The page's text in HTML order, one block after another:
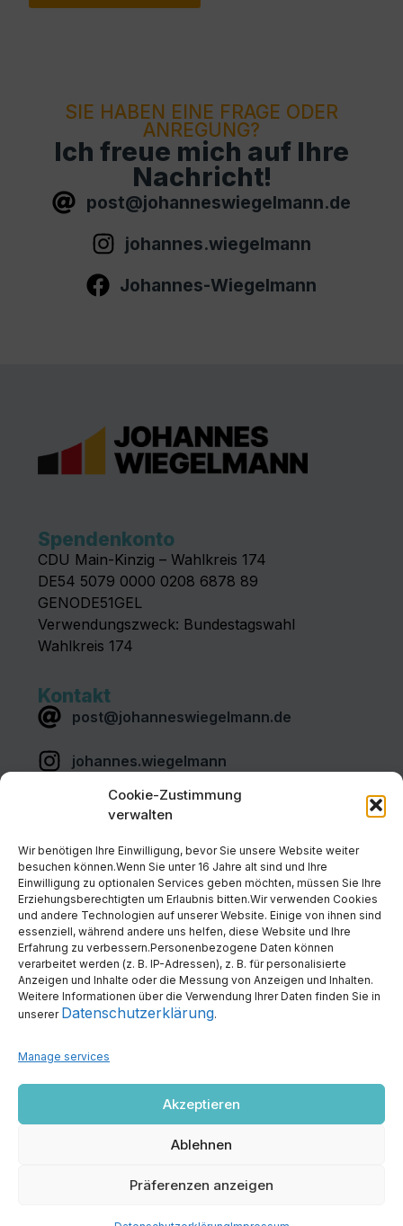
Cookie-Zustimmung
verwalten
Wir benötigen Ihre Einwilligung, bevor Sie unsere Website weiter
besuchen können.Wenn Sie unter 16 Jahre alt sind und Ihre
Einwilligung zu optionalen Services geben möchten, müssen Sie Ihre
Erziehungsberechtigten um Erlaubnis bitten.Wir verwenden Cookies
und andere Technologien auf unserer Website. Einige von ihnen sind
essenziell, während andere uns helfen, diese Website und Ihre
Erfahrung zu verbessern.Personenbezogene Daten können
verarbeitet werden (z. B. IP-Adressen), z. B. für personalisierte
Anzeigen und Inhalte oder die Messung von Anzeigen und Inhalten.
Weitere Informationen über die Verwendung Ihrer Daten finden Sie in
unserer Datenschutzerklärung.
Manage services
Akzeptieren
Ablehnen
Präferenzen anzeigen
SIE HABEN EINE FRAGE ODER
ANREGUNG?
Ich freue mich auf Ihre
Nachricht!
post@johanneswiegelmann.de
johannes.wiegelmann
Johannes-Wiegelmann
Spendenkonto
CDU Main-Kinzig – Wahlkreis 174
DE54 5079 0000 0208 6878 89
GENODE51GEL
Verwendungszweck: Bundestagswahl
Wahlkreis 174
Kontakt
post@johanneswiegelmann.de
johannes.wiegelmann
Johannes-Wiegelmann
Links
CDU Deutschland
CDU MKK
CDU Wetterau
CDU Vogelsberg
JU Wetterau
JU Vogelsberg